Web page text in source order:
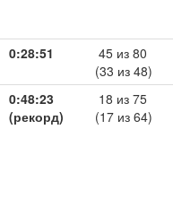
0:28:51
45 из 80
(33 из 48)
0:48:23
(рекорд)
18 из 75
(17 из 64)